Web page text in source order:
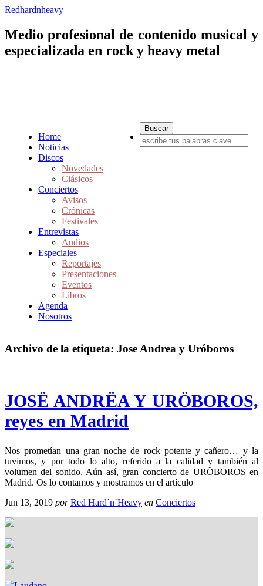
Redhardnheavy
Medio profesional de contenido musical y
especializada en rock y heavy metal
Home
Noticias
Discos
Novedades
Clásicos
Conciertos
Avisos
Crónicas
Festivales
Entrevistas
Audios
Especiales
Reportajes
Presentaciones
Eventos
Libros
Agenda
Nosotros
Archivo de la etiqueta: Jose Andrea y Uróboros
JOSË ANDRËA Y URÖBOROS,
reyes en Madrid
Nos prometían una gran noche de rock potente y cañero… y la
tuvimos, y por todo lo alto, referido a la calidad y también al
volumen del sonido. Aún así, gran concierto de URÖBOROS en
Madrid. Os lo contamos y mostramos en el artículo
Jun 13, 2019 por Red Hard´n´Heavy en Conciertos